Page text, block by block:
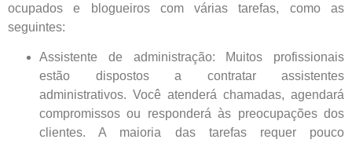
ocupados e blogueiros com várias tarefas, como as
seguintes:
Assistente de administração: Muitos profissionais
estão dispostos a contratar assistentes
administrativos. Você atenderá chamadas, agendará
compromissos ou responderá às preocupações dos
clientes. A maioria das tarefas requer pouco